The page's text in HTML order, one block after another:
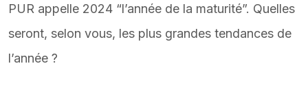
PUR appelle 2024 “l’année de la maturité”. Quelles
seront, selon vous, les plus grandes tendances de
l’année ?